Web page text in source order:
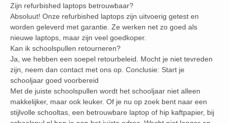
Zijn refurbished laptops betrouwbaar?
Absoluut! Onze refurbished laptops zijn uitvoerig getest en
worden geleverd met garantie. Ze werken net zo goed als
nieuwe laptops, maar zijn veel goedkoper.
Kan ik schoolspullen retourneren?
Ja, we hebben een soepel retourbeleid. Mocht je niet tevreden
zijn, neem dan contact met ons op. Conclusie: Start je
schooljaar goed voorbereid
Met de juiste schoolspullen wordt het schooljaar niet alleen
makkelijker, maar ook leuker. Of je nu op zoek bent naar een
stijlvolle schooltas, een betrouwbare laptop of hip kaftpapier, bij